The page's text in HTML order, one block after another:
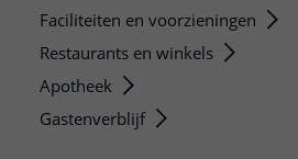
Faciliteiten en voorzieningen
Restaurants en winkels
Apotheek
Gastenverblijf